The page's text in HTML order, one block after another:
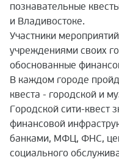
познавательные
и Владивостоке.
Участники
учреждениями своих
обоснованные
В каждом городе
квеста - городской и
Городской сити-квест
финансовой
банками, МФЦ, ФНС,
социального